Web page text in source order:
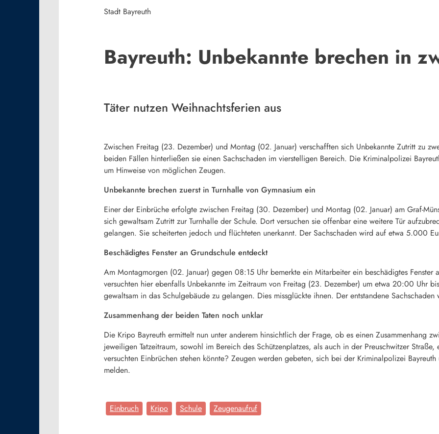
Stadt Bayreuth
Bayreuth: Unbekannte brechen in
Täter nutzen Weihnachtsferien aus
Zwischen Freitag (23. Dezember) und Montag (02. Januar) verschafften sich Unbekannte Zutritt zu
beiden Fällen hinterließen sie einen Sachschaden im vierstelligen Bereich. Die Kriminalpolizei
um Hinweise von möglichen Zeugen.
Unbekannte brechen zuerst in Turnhalle von Gymnasium ein
Einer der Einbrüche erfolgte zwischen Freitag (30. Dezember) und Montag (02. Januar) am Graf-
sich gewaltsam Zutritt zur Turnhalle der Schule. Dort versuchen sie offenbar eine weitere Tür
gelangen. Sie scheiterten jedoch und flüchteten unerkannt. Der Sachschaden wird auf etwa 5.000
Beschädigtes Fenster an Grundschule entdeckt
Am Montagmorgen (02. Januar) gegen 08:15 Uhr bemerkte ein Mitarbeiter ein beschädigtes
versuchten hier ebenfalls Unbekannte im Zeitraum von Freitag (23. Dezember) um etwa 20:00 Uhr
gewaltsam in das Schulgebäude zu gelangen. Dies missglückte ihnen. Der entstandene
Zusammenhang der beiden Taten noch unklar
Die Kripo Bayreuth ermittelt nun unter anderem hinsichtlich der Frage, ob es einen Zusammenhang
jeweiligen Tatzeitraum, sowohl im Bereich des Schützenplatzes, als auch in der Preuschwitzer
versuchten Einbrüchen stehen könnte? Zeugen werden gebeten, sich bei der Kriminalpolizei
melden.
Einbruch Kripo Schule Zeugenaufruf